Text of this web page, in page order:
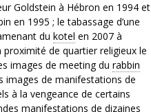
Goldstein à Hébron en 1994 et
en 1995 ; le tabassage d’une
du kotel en 2007 à
de quartier religieux le
images de meeting du rabbin
images de manifestations de
à la vengeance de certains
manifestations de dizaines